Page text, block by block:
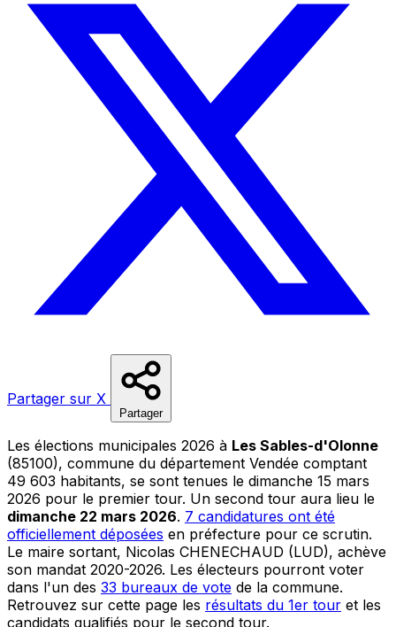
Partager sur X
Partager
Les élections municipales 2026 à Les Sables-d'Olonne
(85100), commune du département Vendée comptant
49 603 habitants, se sont tenues le dimanche 15 mars
2026 pour le premier tour. Un second tour aura lieu le
dimanche 22 mars 2026. 7 candidatures ont été
officiellement déposées en préfecture pour ce scrutin.
Le maire sortant, Nicolas CHENECHAUD (LUD), achève
son mandat 2020-2026. Les électeurs pourront voter
dans l'un des 33 bureaux de vote de la commune.
Retrouvez sur cette page les résultats du 1er tour et les
candidats qualifiés pour le second tour.